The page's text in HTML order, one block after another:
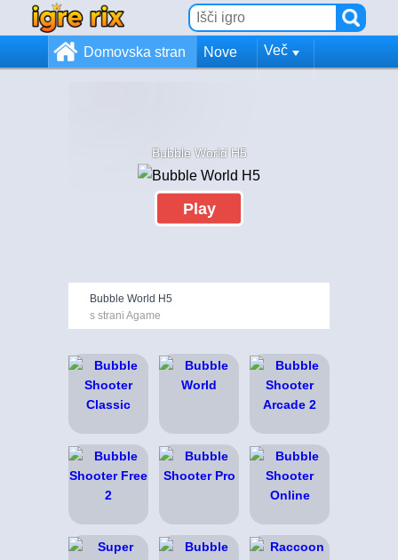
Domovska stran Nove Več
Bubble World H5
Play
Bubble World H5
s strani Agame